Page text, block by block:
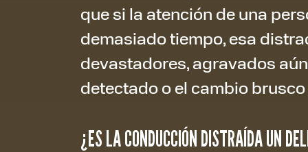
que si la atención de una
demasiado tiempo, esa
devastadores, agravados
detectado o el cambio
¿ES LA CONDUCCIÓN DISTRAÍDA UN